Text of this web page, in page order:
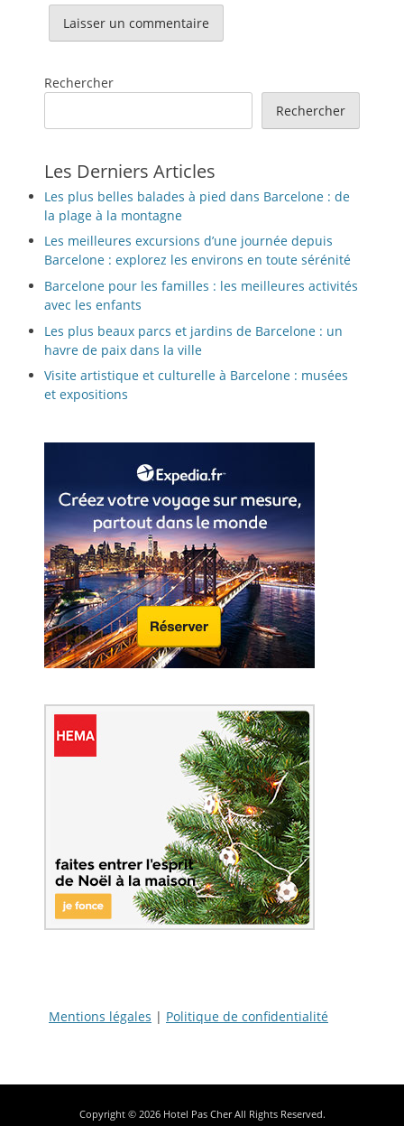
Rechercher
Rechercher
Les Derniers Articles
Les plus belles balades à pied dans Barcelone : de
la plage à la montagne
Les meilleures excursions d’une journée depuis
Barcelone : explorez les environs en toute sérénité
Barcelone pour les familles : les meilleures activités
avec les enfants
Les plus beaux parcs et jardins de Barcelone : un
havre de paix dans la ville
Visite artistique et culturelle à Barcelone : musées
et expositions
Mentions légales | Politique de confidentialité
Copyright © 2026 Hotel Pas CherAll Rights Reserved.